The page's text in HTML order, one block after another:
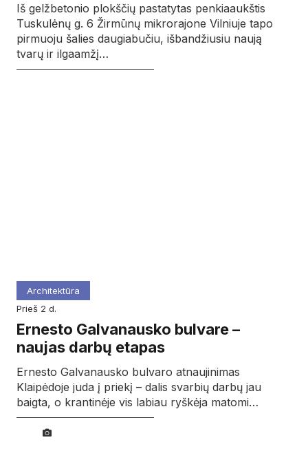
Iš gelžbetonio plokščių pastatytas penkiaaukštis
Tuskulėnų g. 6 Žirmūnų mikrorajone Vilniuje tapo
pirmuoju šalies daugiabučiu, išbandžiusiu naują
tvarų ir ilgaamžį…
Architektūra
prieš 2 d.
Ernesto Galvanausko bulvare –
naujas darbų etapas
Ernesto Galvanausko bulvaro atnaujinimas
Klaipėdoje juda į priekį – dalis svarbių darbų jau
baigta, o krantinėje vis labiau ryškėja matomi…